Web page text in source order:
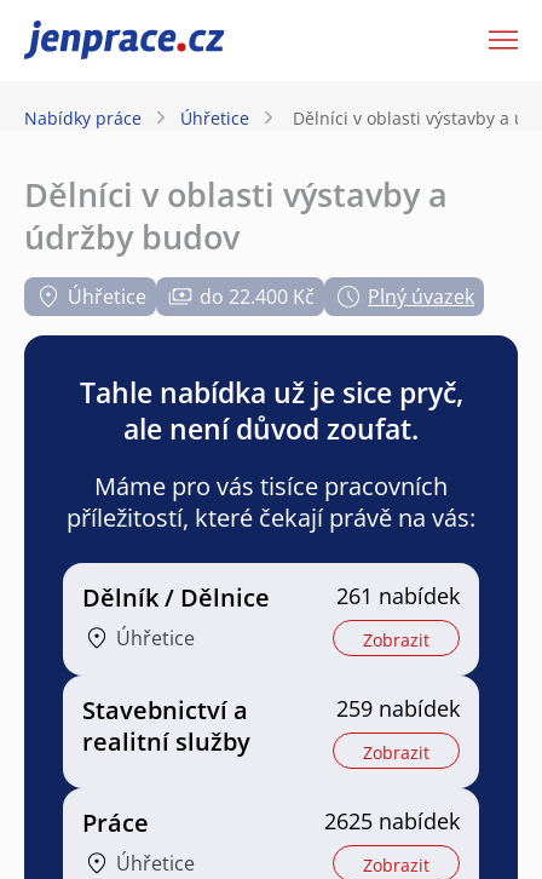
JenPráce.cz
Nabídky práce Úhřetice Dělníci v oblasti výstavby a
Dělníci v oblasti výstavby a
údržby budov
Úhřetice do 22.400 Kč Plný úvazek
Tahle nabídka už je sice pryč,
ale není důvod zoufat.
Máme pro vás tisíce pracovních
příležitostí, které čekají právě na vás:
Dělník / Dělnice
Úhřetice
261 nabídek
Zobrazit
Stavebnictví a
realitní služby
259 nabídek
Zobrazit
Práce
Úhřetice
2625 nabídek
Zobrazit